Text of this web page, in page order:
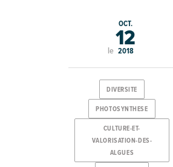
le
OCT.
12
2018
DIVERSITE
PHOTOSYNTHESE
CULTURE-ET-
VALORISATION-DES-
ALGUES